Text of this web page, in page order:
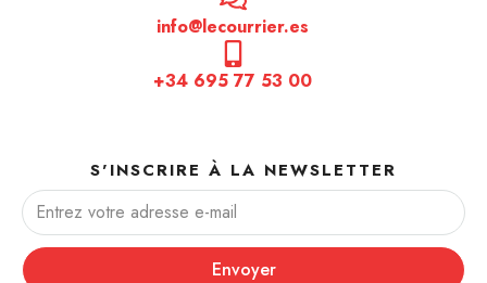
info@lecourrier.es
+34 695 77 53 00
S'INSCRIRE À LA NEWSLETTER
Envoyer